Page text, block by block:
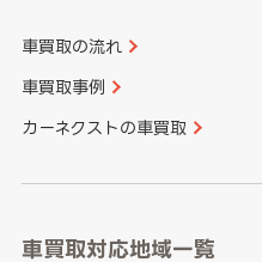
車買取の流れ
車買取事例
カーネクストの車買取
車買取対応地域一覧